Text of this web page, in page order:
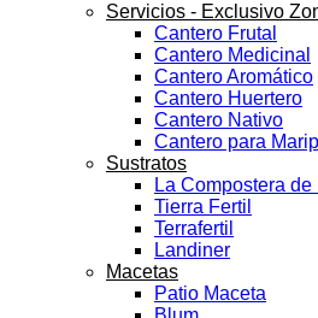
Servicios - Exclusivo
Cantero Frutal
Cantero Medicinal
Cantero Aromático
Cantero Huertero
Cantero Nativo
Cantero para
Sustratos
La Compostera de
Tierra Fertil
Terrafertil
Landiner
Macetas
Patio Maceta